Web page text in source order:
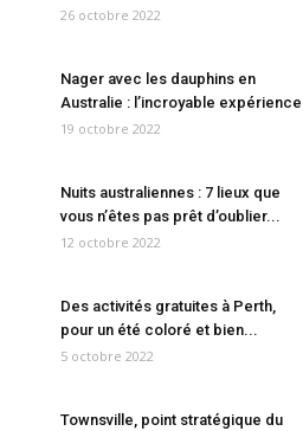
26 octobre 2022
Nager avec les dauphins en
Australie : l’incroyable expérience
19 octobre 2022
Nuits australiennes : 7 lieux que
vous n’êtes pas prêt d’oublier...
12 octobre 2022
Des activités gratuites à Perth,
pour un été coloré et bien...
5 octobre 2022
Townsville, point stratégique du